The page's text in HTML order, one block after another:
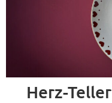
Herz-Teller